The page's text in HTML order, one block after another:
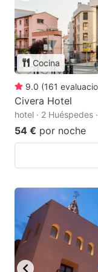
Cocina
9.0 (161
Civera Hotel
hotel · 2 Huéspedes
54 € por noche